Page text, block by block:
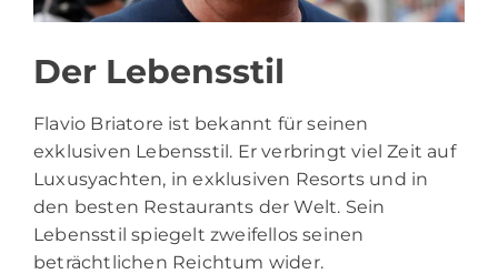
Der Lebensstil
Flavio Briatore ist bekannt für seinen
exklusiven Lebensstil. Er verbringt viel Zeit auf
Luxusyachten, in exklusiven Resorts und in
den besten Restaurants der Welt. Sein
Lebensstil spiegelt zweifellos seinen
beträchtlichen Reichtum wider.